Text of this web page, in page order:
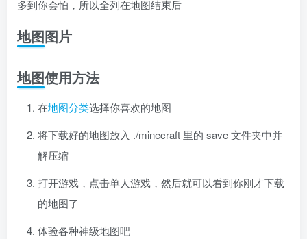
多到你会怕，所以全列在地图结束后
地图图片
地图使用方法
在地图分类选择你喜欢的地图
将下载好的地图放入 ./minecraft 里的 save 文件夹中并
解压缩
打开游戏，点击单人游戏，然后就可以看到你刚才下载
的地图了
体验各种神级地图吧